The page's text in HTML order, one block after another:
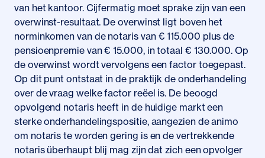
van het kantoor. Cijfermatig moet sprake zijn van een
overwinst-resultaat. De overwinst ligt boven het
norminkomen van de notaris van € 115.000 plus de
pensioenpremie van € 15.000, in totaal € 130.000. Op
de overwinst wordt vervolgens een factor toegepast.
Op dit punt ontstaat in de praktijk de onderhandeling
over de vraag welke factor reëel is. De beoogd
opvolgend notaris heeft in de huidige markt een
sterke onderhandelingspositie, aangezien de animo
om notaris te worden gering is en de vertrekkende
notaris überhaupt blij mag zijn dat zich een opvolger